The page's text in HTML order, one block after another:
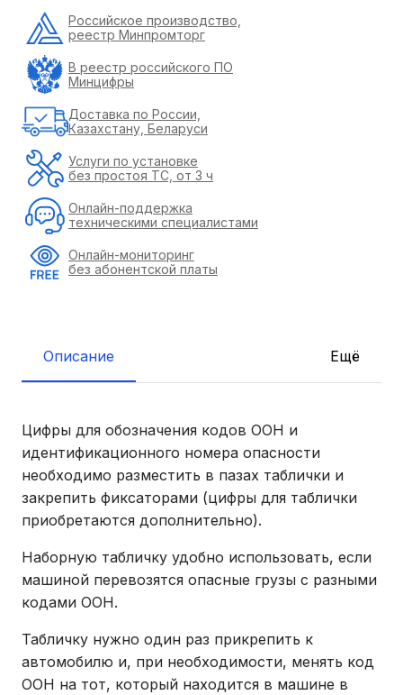
Описание Ещё
Цифры для обозначения кодов ООН и
идентификационного номера опасности
необходимо разместить в пазах таблички и
закрепить фиксаторами (цифры для таблички
приобретаются дополнительно).
Наборную табличку удобно использовать, если
машиной перевозятся опасные грузы с разными
кодами ООН.
Табличку нужно один раз прикрепить к
автомобилю и, при необходимости, менять код
ООН на тот, который находится в машине в
Российское производство,
реестр Минпромторг
В реестр российского ПО
Минцифры
Доставка по России,
Казахстану, Беларуси
Услуги по установке
без простоя ТС, от 3 ч
Онлайн-поддержка
техническими специалистами
Онлайн-мониторинг
без абонентской платы